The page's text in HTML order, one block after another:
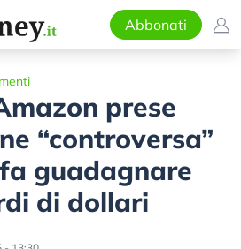
Abbonati
prese
“controversa”
guadagnare
di dollari